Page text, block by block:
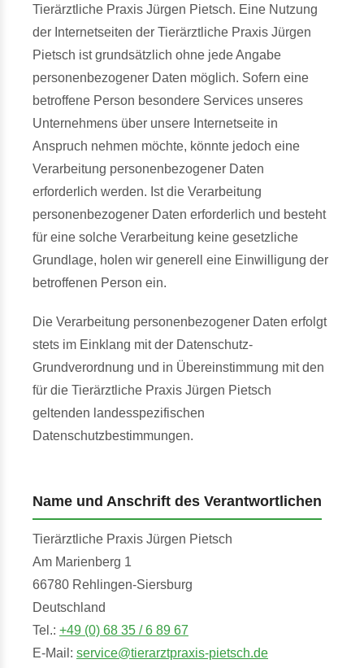
Tierärztliche Praxis Jürgen Pietsch. Eine Nutzung
der Internetseiten der Tierärztliche Praxis Jürgen
Pietsch ist grundsätzlich ohne jede Angabe
personenbezogener Daten möglich. Sofern eine
betroffene Person besondere Services unseres
Unternehmens über unsere Internetseite in
Anspruch nehmen möchte, könnte jedoch eine
Verarbeitung personenbezogener Daten
erforderlich werden. Ist die Verarbeitung
personenbezogener Daten erforderlich und besteht
für eine solche Verarbeitung keine gesetzliche
Grundlage, holen wir generell eine Einwilligung der
betroffenen Person ein.
Die Verarbeitung personenbezogener Daten erfolgt
stets im Einklang mit der Datenschutz-
Grundverordnung und in Übereinstimmung mit den
für die Tierärztliche Praxis Jürgen Pietsch
geltenden landesspezifischen
Datenschutzbestimmungen.
Name und Anschrift des Verantwortlichen
Tierärztliche Praxis Jürgen Pietsch
Am Marienberg 1
66780 Rehlingen-Siersburg
Deutschland
Tel.: +49 (0) 68 35 / 6 89 67
E-Mail: service@tierarztpraxis-pietsch.de